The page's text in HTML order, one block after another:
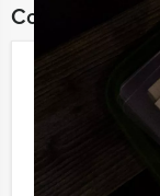
Combineer dit
Ik